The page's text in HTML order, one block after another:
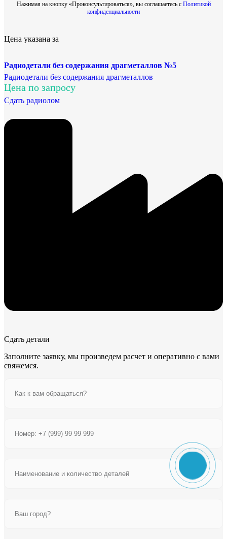
Нажимая на кнопку «Проконсультироваться», вы соглашаетесь с Политикой
конфиденциальности
Цена указана за
Радиодетали без содержания драгметаллов №5
Радиодетали без содержания драгметаллов
Цена по запросу
Сдать радиолом
Сдать детали
Заполните заявку, мы произведем расчет и оперативно с вами
свяжемся.